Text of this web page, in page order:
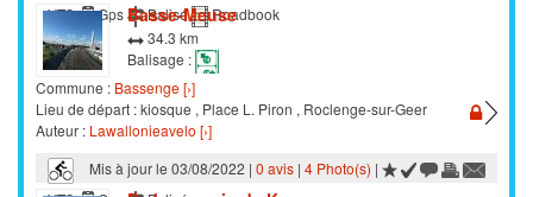
VTC
Gps Balisé Roadbook
Basse-Meuse
34.3 km
Balisage :
Commune : Bassenge [›]
Lieu de départ : kiosque , Place L. Piron , Roclenge-sur-Geer
Auteur : Lawallonieavelo [›]
Mis à jour le 03/08/2022 | 0 avis| 4 Photo(s) |